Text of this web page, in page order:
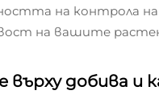
на контрола
на вашите
върху добива